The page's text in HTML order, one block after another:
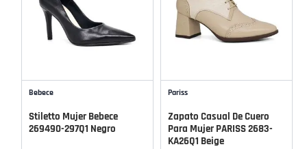
Bebece
Stiletto Mujer Bebece
269490-297Q1 Negro
Pariss
Zapato Casual De Cuero
Para Mujer PARISS 2683-
KA26Q1 Beige